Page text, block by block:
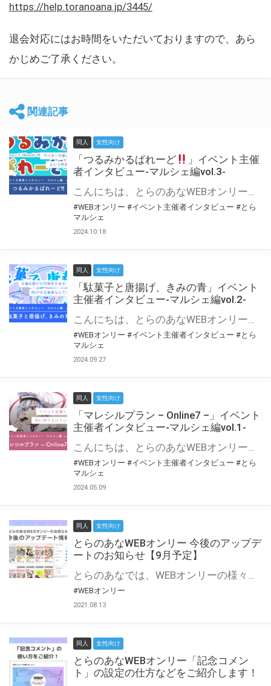
https://help.toranoana.jp/3445/
退会対応にはお時間をいただいておりますので、あら
かじめご了承ください。
関連記事
同人 女性向け
「つるみかるぱれーど
」イベント主催
者インタビュー-マルシェ編vol.3-
こんにちは、とらのあなWEBオンリー運営スタッフです。 新たにお届けする、イベント主催者インタビュー-マルシェ編-は、 とらのあなWEBオンリー「マルシェ」をご利用した主催様に 「マルシェ」を使って開催した感想や心がけをお聞きする企画です。 今回は、WEBオンリー初開催「つるみかるぱれーど
#WEBオンリー #イベント主催者インタビュー #とら
マルシェ
2024.10.18
同人 女性向け
「駄菓子と唐揚げ、きみの青」イベント
主催者インタビュー-マルシェ編vol.2-
こんにちは、とらのあなWEBオンリー運営スタッフです。 新たにお届けする、イベント主催者インタビュー-マルシェ編-は、 とらのあなWEBオンリー「マルシェ」をご利用の主催様に 「マルシェ」を使ってイベントを開催した感想や心がけをお聞きする企画です。 今回は、WEBオンリー初開催「駄菓子と唐揚げ、きみの青」より、 主催のぎこ六屋様にお話を伺いました。 協力：ぎこ六屋様／イベント公式Twitter（@krkgwks） とらのあなWEBオンリー「マルシェ」とは？ WEBオンリーでリアルタイムでコミュニケーションがとれるオンライン会場です。
#WEBオンリー #イベント主催者インタビュー #とら
マルシェ
2024.09.27
同人 女性向け
「マレシルプラン – Online7 –」イベント
主催者インタビュー-マルシェ編vol.1-
こんにちは、とらのあなWEBオンリー運営スタッフです。 新たにお届けする、イベント主催者インタビュー-マルシェ編-は、 とらのあなWEBオンリー「マルシェ」をご利用した主催様に 「マルシェ」を使って開催した感想や心がけをお聞きする企画です。 今回は、WEBオンリー開催7回目迎えた「マレシルプラン – Online7 –」より、 主催の玉川うた様にお話を伺いました。 ▼マレシルプランのインタビュー前回記事 「イベント主催者インタビュー vol.6」はこちら 協力：玉川うた様（マレシルプラン実行委員会 代表）／イベント公式Twitter（@mallesil_plan） とらのあなWEBオンリー「マルシェ」とは？ WEBオンリーでリアルタイムでコミュニケーションがとれるオンライン会場です。
#WEBオンリー #イベント主催者インタビュー #とら
マルシェ
2024.05.09
同人 女性向け
とらのあなWEBオンリー 今後のアップデ
ートのお知らせ【9月予定】
とらのあなでは、WEBオンリーの様々な支援を実施しています。 今回は2021年9月に実装を予定しているアップデート情報についてご紹介いたします。 とらのあなWEBオンリーサイトはこちら
#WEBオンリー
2021.08.13
同人 女性向け
とらのあなWEBオンリー「記念コメン
ト」の設定の仕方などをご紹介します！